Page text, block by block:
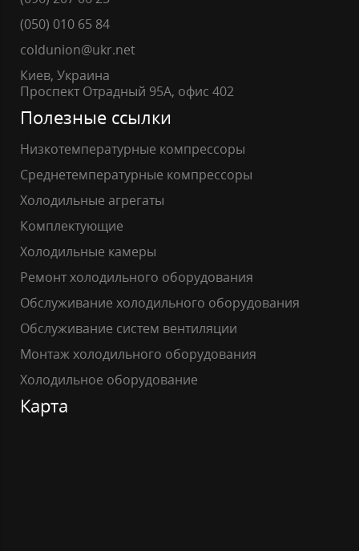
(050) 010 65 84
coldunion@ukr.net
Киев, Украина
Проспект Отрадный 95А, офис 402
Полезные ссылки
Низкотемпературные компрессоры
Среднетемпературные компрессоры
Холодильные агрегаты
Комплектующие
Холодильные камеры
Ремонт холодильного оборудования
Обслуживание холодильного оборудования
Обслуживание систем вентиляции
Монтаж холодильного оборудования
Холодильное оборудование
Карта